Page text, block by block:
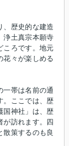
、歴史的な建造
浄土真宗本願寺
ころです。地元
花々が楽しめる
一帯は名前の通
。ここでは、歴
国神社」は、歴
が訪れます。四
散策するのも良